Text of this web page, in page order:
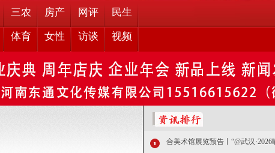
三农 房产 网评 民生
体育 女性 访谈 视频
合美术馆展览预告丨“@武汉·2026